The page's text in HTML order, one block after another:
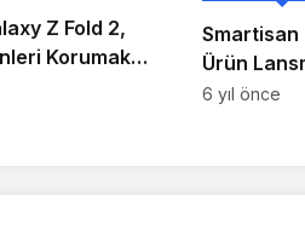
Z Fold 2,
Korumak
Su
Smartisan
Ürün
Pro 4
6 yıl önce